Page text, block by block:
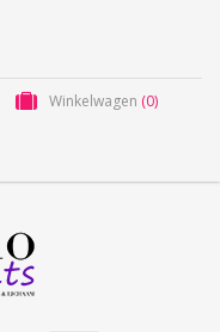
Winkelwagen (0)